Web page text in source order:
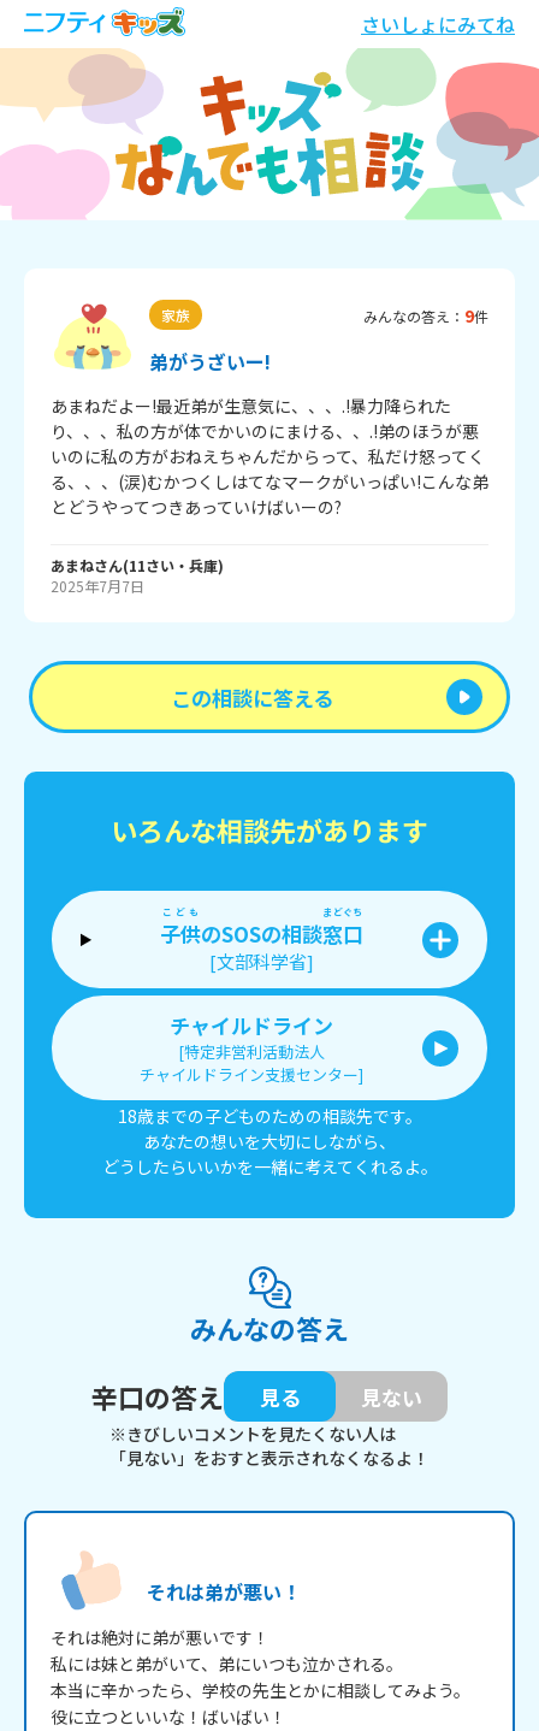
さいしょにみてね
家族 みんなの答え： 9件
弟がうざいー!
あまねだよー!最近弟が生意気に、、、.!暴力降られた
り、、、私の方が体でかいのにまける、、.!弟のほうが悪
いのに私の方がおねえちゃんだからって、私だけ怒ってく
る、、、(涙)むかつくしはてなマークがいっぱい!こんな弟
とどうやってつきあっていけばいーの?
あまねさん(11さい・ 兵庫)
2025年7月7日
この相談に答える
いろんな相談先があります
子供
こども
のSOSの相談窓口
まどぐち
[文部科学省]
チャイルドライン
[特定非営利活動法人
チャイルドライン支援センター]
18歳までの子どものための相談先です。
あなたの想いを大切にしながら、
どうしたらいいかを一緒に考えてくれるよ。
みんなの答え
辛口の答え
見る 見ない
※きびしいコメントを見たくない人は
「見ない」をおすと表示されなくなるよ！
それは弟が悪い！
それは絶対に弟が悪いです！
私には妹と弟がいて、弟にいつも泣かされる。
本当に辛かったら、学校の先生とかに相談してみよう。
役に立つといいな！ばいばい！